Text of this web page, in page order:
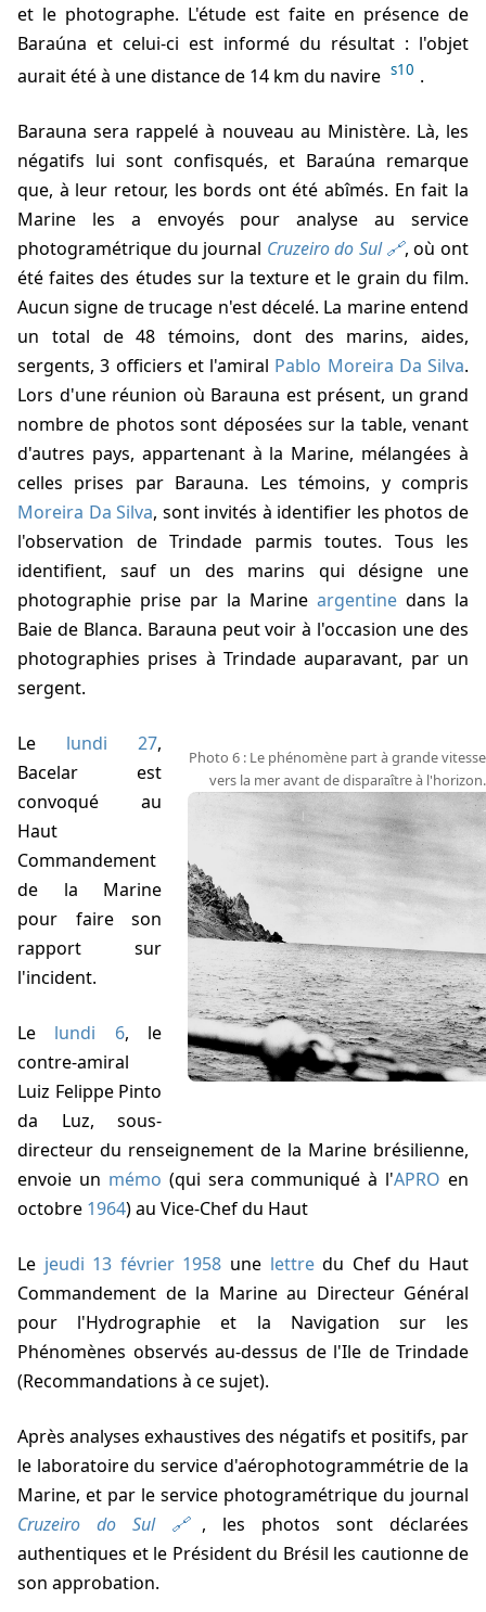
et le photographe. L'étude est faite en présence de
Baraúna et celui-ci est informé du résultat : l'objet
aurait été à une distance de 14 km du navire s10 .
Barauna sera rappelé à nouveau au Ministère. Là, les
négatifs lui sont confisqués, et Baraúna remarque
que, à leur retour, les bords ont été abîmés. En fait la
Marine les a envoyés pour analyse au service
photogramétrique du journal Cruzeiro do Sul
, où ont
été faites des études sur la texture et le grain du film.
Aucun signe de trucage n'est décelé. La marine entend
un total de 48 témoins, dont des marins, aides,
sergents, 3 officiers et l'amiral Pablo Moreira Da Silva.
Lors d'une réunion où Barauna est présent, un grand
nombre de photos sont déposées sur la table, venant
d'autres pays, appartenant à la Marine, mélangées à
celles prises par Barauna. Les témoins, y compris
Moreira Da Silva, sont invités à identifier les photos de
l'observation de Trindade parmis toutes. Tous les
identifient, sauf un des marins qui désigne une
photographie prise par la Marine argentine dans la
Baie de Blanca. Barauna peut voir à l'occasion une des
photographies prises à Trindade auparavant, par un
sergent.
Photo 6 : Le phénomène part à grande vitesse
vers la mer avant de disparaître à l'horizon.
Le lundi 27,
Bacelar est
convoqué au
Haut
Commandement
de la Marine
pour faire son
rapport sur
l'incident.
Le lundi 6, le
contre-amiral
Luiz Felippe Pinto
da Luz, sous-
directeur du renseignement de la Marine brésilienne,
envoie un mémo (qui sera communiqué à l'APRO en
octobre 1964) au Vice-Chef du Haut
Le jeudi 13 février 1958 une lettredu Chef du Haut
Commandement de la Marine au Directeur Général
pour l'Hydrographie et la Navigation sur les
Phénomènes observés au-dessus de l'Ile de Trindade
(Recommandations à ce sujet).
Après analyses exhaustives des négatifs et positifs, par
le laboratoire du service d'aérophotogrammétrie de la
Marine, et par le service photogramétrique du journal
Cruzeiro do Sul
, les photos sont déclarées
authentiques et le Président du Brésil les cautionne de
son approbation.